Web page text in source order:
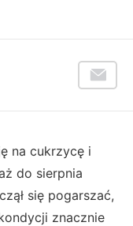
na cukrzycę i
do sierpnia
się pogarszać,
znacznie